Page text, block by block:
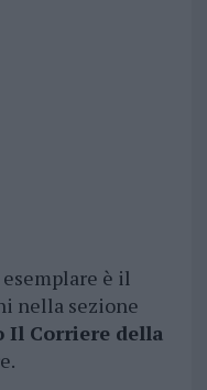
è il
nella sezione
Il Corriere della